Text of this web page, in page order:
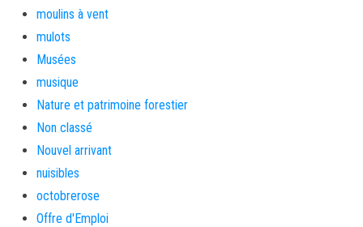
moulins à vent
mulots
Musées
musique
Nature et patrimoine forestier
Non classé
Nouvel arrivant
nuisibles
octobrerose
Offre d'Emploi